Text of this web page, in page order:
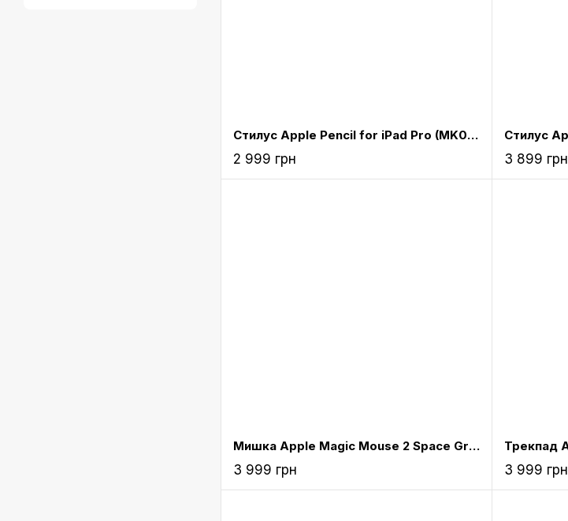
Стилус Apple Pencil for iPad Pro (MK0C2)
2 999 грн 3 899 грн
Мишка Apple Magic Mouse 2 Space Gray (MRME2)
3 999 грн 3 999 грн